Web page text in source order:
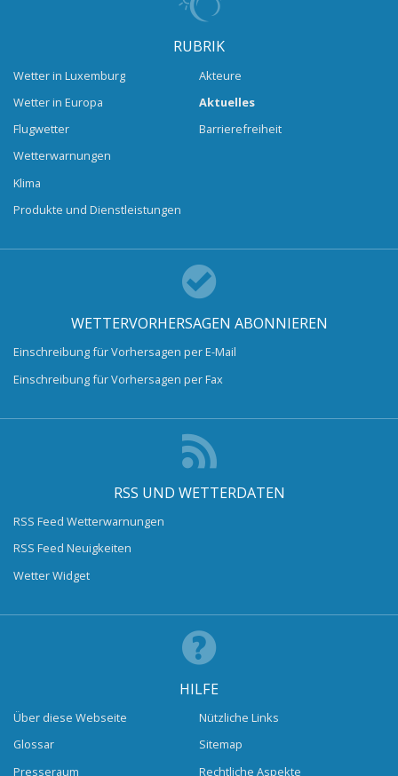
RUBRIK
Wetter in Luxemburg
Wetter in Europa
Flugwetter
Wetterwarnungen
Klima
Produkte und Dienstleistungen
Akteure
Aktuelles
Barrierefreiheit
WETTERVORHERSAGEN ABONNIEREN
Einschreibung für Vorhersagen per E-Mail
Einschreibung für Vorhersagen per Fax
RSS UND WETTERDATEN
RSS Feed Wetterwarnungen
RSS Feed Neuigkeiten
Wetter Widget
HILFE
Über diese Webseite
Glossar
Presseraum
Nützliche Links
Sitemap
Rechtliche Aspekte